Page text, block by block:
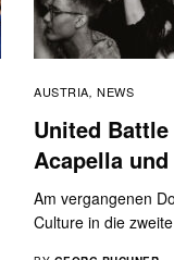
AUSTRIA, NEWS
United
Acapella
Am vergangenen
Culture in die